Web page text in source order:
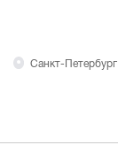
Санкт-Петербург